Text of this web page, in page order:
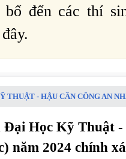
bố đến các thí
- HẬU CẦN CÔNG AN
Đại Học Kỹ Thuật
năm 2024 chính